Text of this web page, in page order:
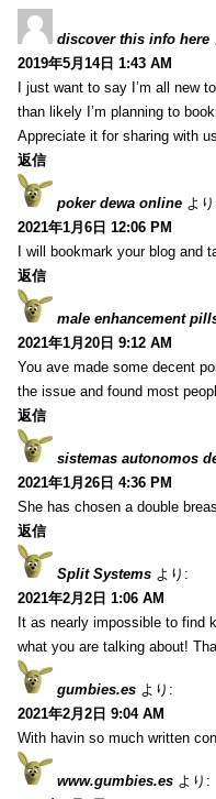
discover this info here
2019年5月14日 1:43 AM
I just want to say I’m all new
than likely I’m planning to
Appreciate it for sharing with
返信
poker dewa online よ
2021年1月6日 12:06 PM
I will bookmark your blog and
返信
male enhancement
2021年1月20日 9:12 AM
You ave made some decent
the issue and found most
返信
sistemas autonomos
2021年1月26日 4:36 PM
She has chosen a double
返信
Split Systems より:
2021年2月2日 1:06 AM
It as nearly impossible to find
what you are talking about!
gumbies.es より:
2021年2月2日 9:04 AM
With havin so much written
www.gumbies.es より: